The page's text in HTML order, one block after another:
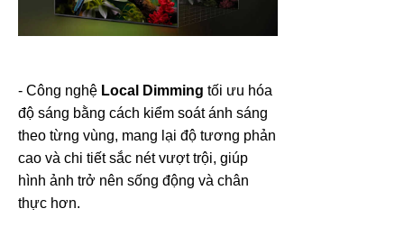
- Công nghệ Local Dimming tối ưu hóa
độ sáng bằng cách kiểm soát ánh sáng
theo từng vùng, mang lại độ tương phản
cao và chi tiết sắc nét vượt trội, giúp
hình ảnh trở nên sống động và chân
thực hơn.